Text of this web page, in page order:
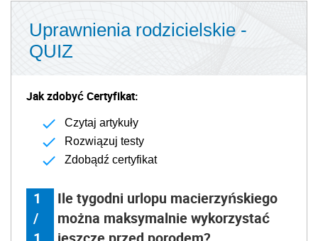
Uprawnienia rodzicielskie -
QUIZ
Jak zdobyć Certyfikat:
Czytaj artykuły
Rozwiązuj testy
Zdobądź certyfikat
1
/
Ile tygodni urlopu macierzyńskiego
można maksymalnie wykorzystać